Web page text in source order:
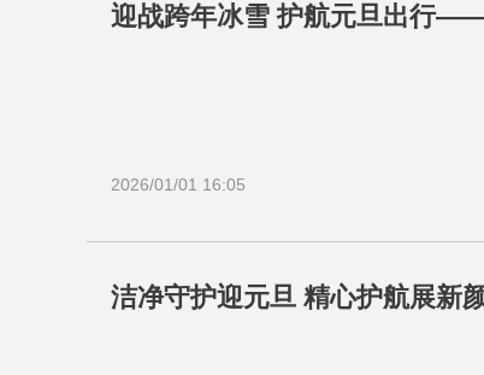
迎战跨年冰雪 护航元旦出行
2026/01/01 16:05
洁净守护迎元旦 精心护航展新